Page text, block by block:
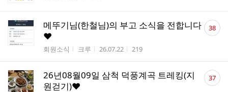
메뚜기님(한철님)의 부고 소식을 전합니다
❤️
게시판명
회원소식 작성자
크루 작성시간
26.07.22 조회수
219
댓
글38
26년08월09일 삼척 덕풍계곡 트레킹(지
원걷기)❤️
댓
글37